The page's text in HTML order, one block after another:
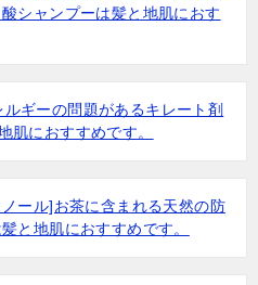
シャンプーは髪と地肌におす
ギーの問題があるキレート剤
肌におすすめです。
ール]お茶に含まれる天然の防
と地肌におすすめです。